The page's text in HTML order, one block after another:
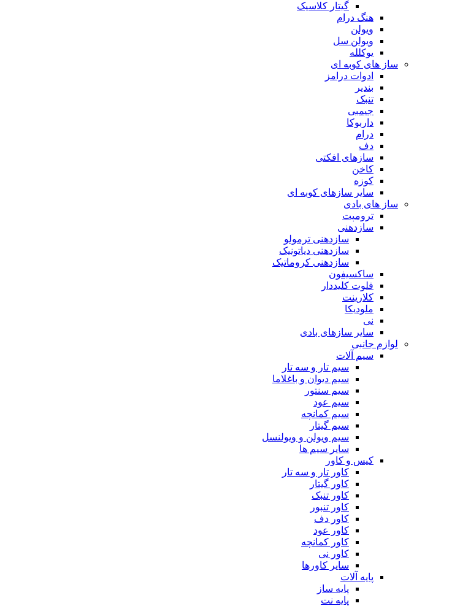
گیتار کلاسیک
هنگ درام
ویولن
ویولن سل
یوکلله
ساز های کوبه ای
ادوات درامز
بندیر
تنبک
جیمبی
داربوکا
درام
دف
سازهای افکتی
کاخن
کوزه
سایر سازهای کوبه ای
ساز های بادی
ترومپت
سازدهنی
سازدهنی ترمولو
سازدهنی دیاتونیک
سازدهنی کروماتیک
ساکسیفون
فلوت کلیددار
کلارینت
ملودیکا
نی
سایر سازهای بادی
لوازم جانبی
سیم آلات
سیم تار و سه تار
سیم دیوان و باغلاما
سیم سنتور
سیم عود
سیم کمانچه
سیم گیتار
سیم ویولن و ویولنسل
سایر سیم ها
کیس و کاور
کاور تار و سه تار
کاور گیتار
کاور تنبک
کاور تنبور
کاور دف
کاور عود
کاور کمانچه
کاور نی
سایر کاورها
پایه آلات
پایه ساز
پایه نت